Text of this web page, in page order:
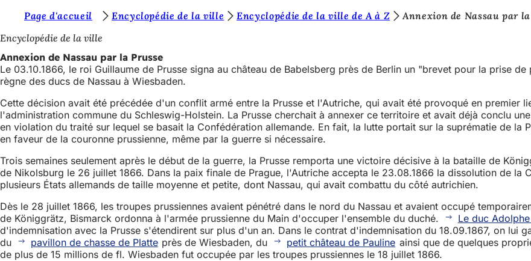
Accéder au contenu
o
u
s
t
e
s
i
c
i
:
Page d'accueil Encyclopédie de la ville Encyclopédie de la ville de A à Z
Annexion de Nassau par
Encyclopédie de la ville
Annexion de Nassau par la Prusse
Le 03.10.1866, le roi Guillaume de Prusse signa au château de Babelsberg près de Berlin un "brevet pour la prise
règne des ducs de Nassau à Wiesbaden.
Cette décision avait été précédée d'un conflit armé entre la Prusse et l'Autriche, qui avait été provoqué en premier
l'administration commune du Schleswig-Holstein. La Prusse cherchait à annexer ce territoire et avait déjà conclu
en violation du traité sur lequel se basait la Confédération allemande. En fait, la lutte portait sur la suprématie de la
en faveur de la couronne prussienne, même par la guerre si nécessaire.
Trois semaines seulement après le début de la guerre, la Prusse remporta une victoire décisive à la bataille de
de Nikolsburg le 26 juillet 1866. Dans la paix finale de Prague, l'Autriche accepta le 23.08.1866 la dissolution de
plusieurs États allemands de taille moyenne et petite, dont Nassau, qui avait combattu du côté autrichien.
Dès le 28 juillet 1866, les troupes prussiennes avaient pénétré dans le nord du Nassau et avaient occupé
de Königgrätz, Bismarck ordonna à l'armée prussienne du Main d'occuper l'ensemble du duché.
Le duc
d'indemnisation avec la Prusse s'étendirent sur plus d'un an. Dans le contrat d'indemnisation du 18.09.1867, on lui
du
pavillon de chasse de Platte près de Wiesbaden, du petit château de Pauline ainsi que de quelques
de plus de 15 millions de fl. Wiesbaden fut occupée par les troupes prussiennes le 18 juillet 1866.